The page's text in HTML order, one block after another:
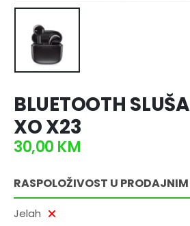
BLUETOOTH
XO X23
30,00 KM
RASPOLOŽIVOST U
Jelah